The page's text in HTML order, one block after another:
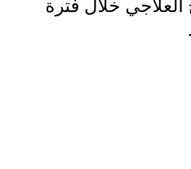
العلاجي خلال فترة